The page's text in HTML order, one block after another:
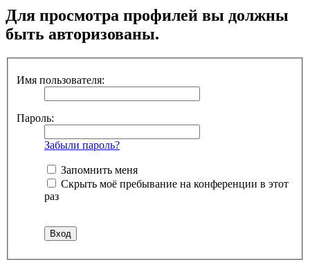
Для просмотра профилей вы должны
быть авторизованы.
Имя пользователя:
Пароль:
Забыли пароль?
Запомнить меня
Скрыть моё пребывание на конференции в этот
раз